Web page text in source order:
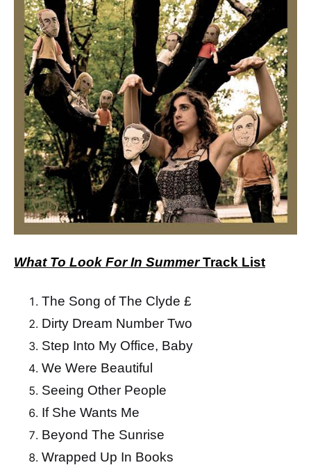
What To Look For In SummerTrack List
The Song of The Clyde £
Dirty Dream Number Two
Step Into My Office, Baby
We Were Beautiful
Seeing Other People
If She Wants Me
Beyond The Sunrise
Wrapped Up In Books